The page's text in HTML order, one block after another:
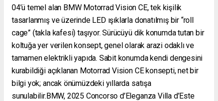
04’ü temel alan BMW Motorrad Vision CE, tek kişilik
tasarlanmış ve üzerinde LED ışıklarla donatılmış bir “roll
cage” (takla kafesi) taşıyor. Sürücüyü dik konumda tutan bir
koltuğa yer verilen konsept, genel olarak arazi odaklı ve
tamamen elektrikli yapıda. Sabit konumda kendi dengesini
kurabildiği açıklanan Motorrad Vision CE konsepti, net bir
bilgi yok; ancak önümüzdeki yıllarda satışa
sunulabilir.BMW, 2025 Concorso d’Eleganza Villa d’Este